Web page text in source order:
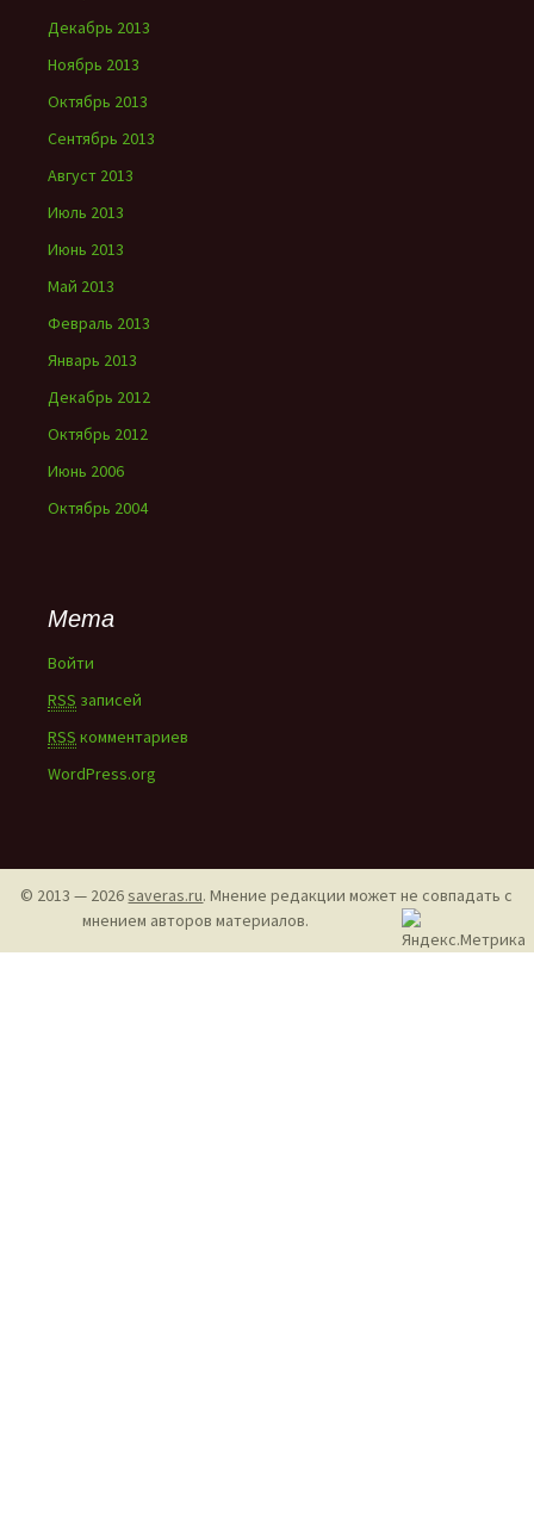
Декабрь 2013
Ноябрь 2013
Октябрь 2013
Сентябрь 2013
Август 2013
Июль 2013
Июнь 2013
Май 2013
Февраль 2013
Январь 2013
Декабрь 2012
Октябрь 2012
Июнь 2006
Октябрь 2004
Мета
Войти
RSS записей
RSS комментариев
WordPress.org
© 2013 — 2026saveras.ru. Мнение редакции может не совпадать с
мнением авторов материалов.